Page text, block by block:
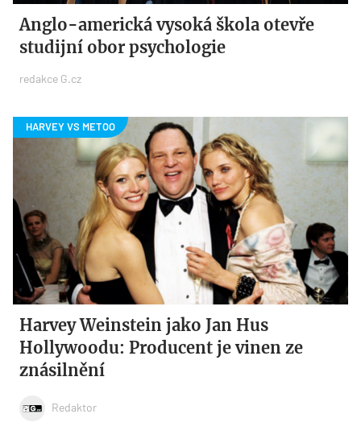
Anglo-americká vysoká škola otevře
studijní obor psychologie
redakce G.cz
Harvey Weinstein jako Jan Hus
Hollywoodu: Producent je vinen ze
znásilnění
Redaktor